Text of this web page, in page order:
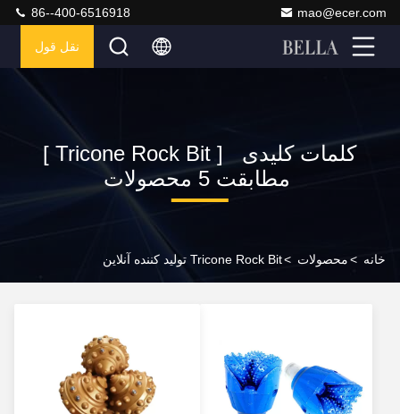
mao@ecer.com
86--400-6516918
نقل قول
کلمات کلیدی [ Tricone Rock Bit ]
مطابقت 5 محصولات
خانه >محصولات >Tricone Rock Bit تولید کننده آنلاین